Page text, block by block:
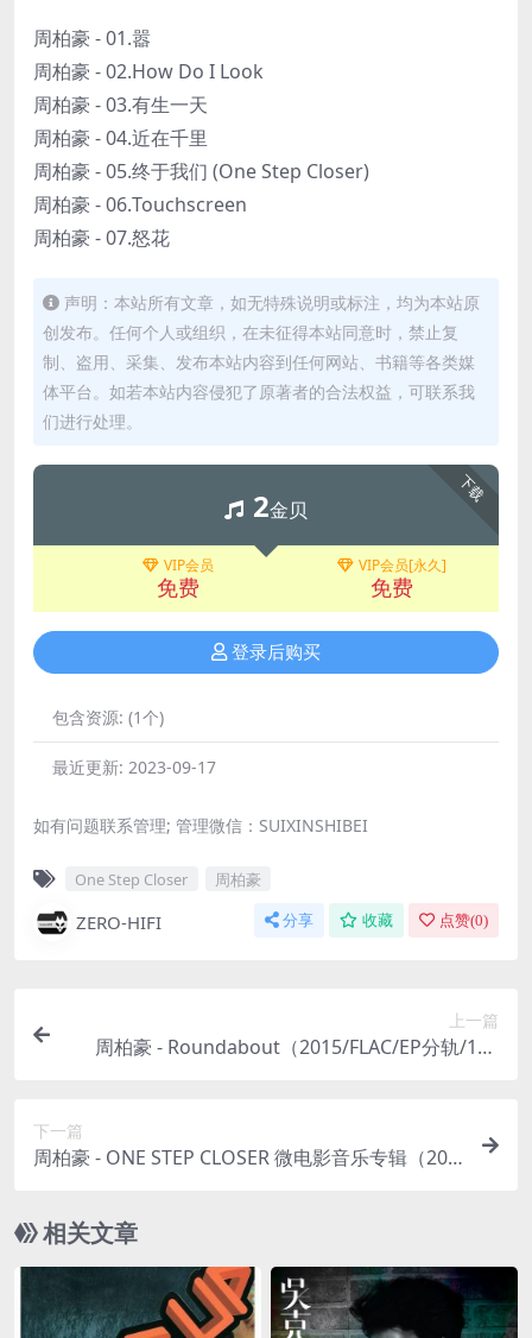
周柏豪 - 01.嚣
周柏豪 - 02.How Do I Look
周柏豪 - 03.有生一天
周柏豪 - 04.近在千里
周柏豪 - 05.终于我们 (One Step Closer)
周柏豪 - 06.Touchscreen
周柏豪 - 07.怒花
声明：本站所有文章，如无特殊说明或标注，均为本站原
创发布。任何个人或组织，在未征得本站同意时，禁止复
制、盗用、采集、发布本站内容到任何网站、书籍等各类媒
体平台。如若本站内容侵犯了原著者的合法权益，可联系我
们进行处理。
下载
2金贝
VIP会员
免费
VIP会员[永久]
免费
登录后购买
包含资源: (1个)
最近更新: 2023-09-17
如有问题联系管理; 管理微信：SUIXINSHIBEI
One Step Closer 周柏豪
ZERO-HIFI 分享 收藏 点赞(0)
上一篇
周柏豪 - Roundabout（2015/FLAC/EP分轨/153
下一篇
周柏豪 - ONE STEP CLOSER 微电影音乐专辑（201
相关文章